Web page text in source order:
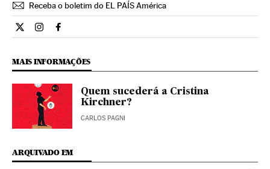
Receba o boletim do EL PAÍS América
Opiniao El País Brasil en Twitter
Opiniao El País Brasil en Instagram
Opiniao El País Brasil en Facebook
MAIS INFORMAÇÕES
Quem sucederá a Cristina
Kirchner?
CARLOS PAGNI
ARQUIVADO EM